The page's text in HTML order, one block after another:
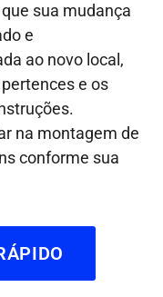
sua mudança
e
ao novo local,
e os
na montagem de
conforme sua